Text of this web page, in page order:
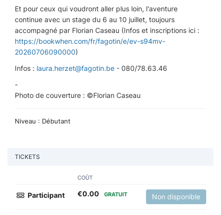
Et pour ceux qui voudront aller plus loin, l'aventure
continue avec un stage du 6 au 10 juillet, toujours
accompagné par Florian Caseau (Infos et inscriptions ici :
https://bookwhen.com/fr/fagotin/e/ev-s94mv-
20260706090000)
Infos : laura.herzet@fagotin.be - 080/78.63.46
-
Photo de couverture : ©Florian Caseau
Niveau : Débutant
TICKETS
COÛT
Participant €0.00 GRATUIT Non disponible